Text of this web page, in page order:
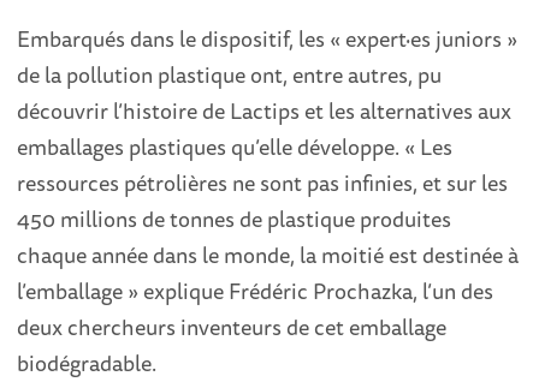
Embarqués dans le dispositif, les « expert·es juniors »
de la pollution plastique ont, entre autres, pu
découvrir l’histoire de Lactips et les alternatives aux
emballages plastiques qu’elle développe. « Les
ressources pétrolières ne sont pas infinies, et sur les
450 millions de tonnes de plastique produites
chaque année dans le monde, la moitié est destinée à
l’emballage » explique Frédéric Prochazka, l’un des
deux chercheurs inventeurs de cet emballage
biodégradable.